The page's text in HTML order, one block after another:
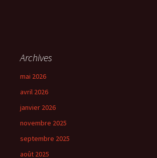
Archives
mai 2026
avril 2026
janvier 2026
novembre 2025
septembre 2025
août 2025